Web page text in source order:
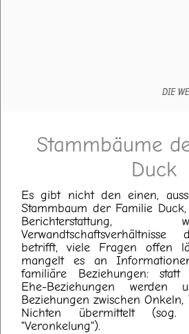
Stammbäume
Duck
Es gibt nicht den einen,
Stammbaum der Familie
betrifft, viele Fragen offen
mangelt es an
familiäre Beziehungen:
Ehe-Beziehungen werden
Beziehungen zwischen Onkeln,
Nichten übermittelt (sog.
"Veronkelung").